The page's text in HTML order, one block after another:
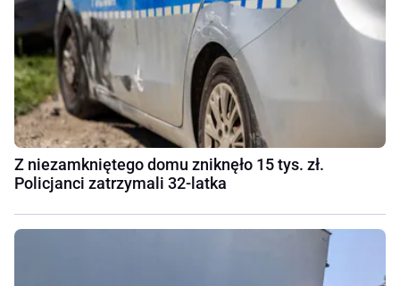
Z niezamkniętego domu zniknęło 15 tys. zł.
Policjanci zatrzymali 32-latka